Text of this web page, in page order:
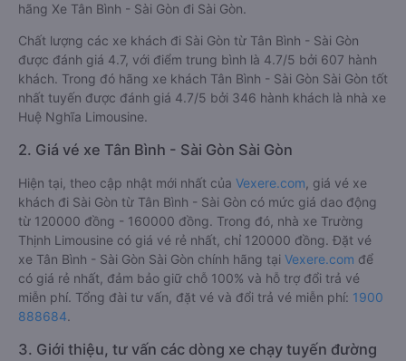
hãng Xe Tân Bình - Sài Gòn đi Sài Gòn.
Chất lượng các xe khách đi Sài Gòn từ Tân Bình - Sài Gòn
được đánh giá 4.7, với điểm trung bình là 4.7/5 bởi 607 hành
khách. Trong đó hãng xe khách Tân Bình - Sài Gòn Sài Gòn tốt
nhất tuyến được đánh giá 4.7/5 bởi 346 hành khách là nhà xe
Huệ Nghĩa Limousine.
2. Giá vé xe Tân Bình - Sài Gòn Sài Gòn
Hiện tại, theo cập nhật mới nhất của Vexere.com , giá vé xe
khách đi Sài Gòn từ Tân Bình - Sài Gòn có mức giá dao động
từ 120000 đồng - 160000 đồng. Trong đó, nhà xe Trường
Thịnh Limousine có giá vé rẻ nhất, chỉ 120000 đồng. Đặt vé
xe Tân Bình - Sài Gòn Sài Gòn chính hãng tại Vexere.com để
có giá rẻ nhất, đảm bảo giữ chỗ 100% và hỗ trợ đổi trả vé
miễn phí. Tổng đài tư vấn, đặt vé và đổi trả vé miễn phí: 1900
888684.
3. Giới thiệu, tư vấn các dòng xe chạy tuyến đường